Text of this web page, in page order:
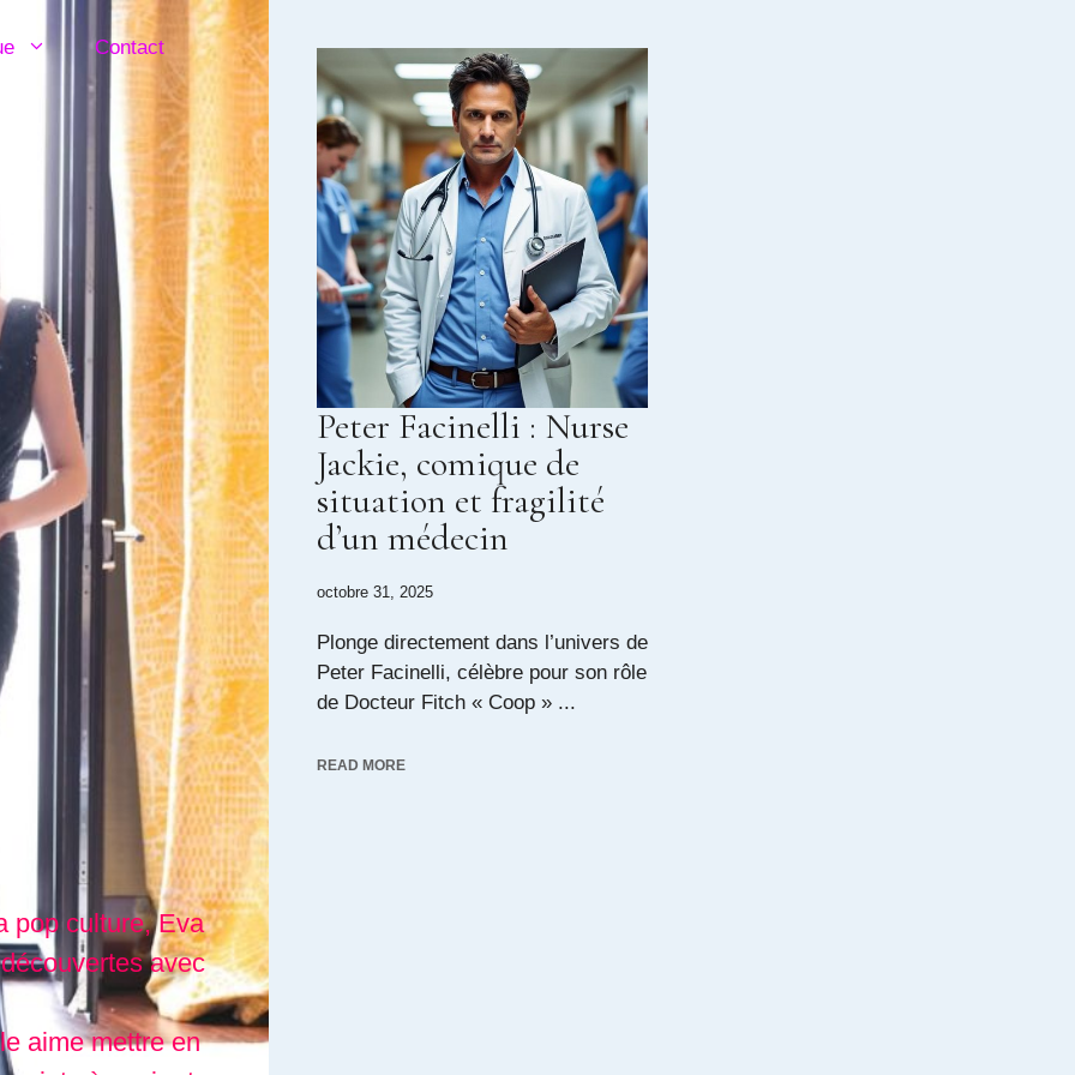
Contact
pop culture, Eva
avec
aime mettre en
Peter Facinelli : Nurse
Jackie, comique de
situation et fragilité
d’un médecin
octobre 31, 2025
Plonge directement dans l’univers de
Peter Facinelli, célèbre pour son rôle
de Docteur Fitch « Coop » ...
READ MORE